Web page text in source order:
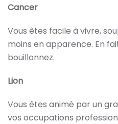
Cancer
Vous êtes facile à vivre,
moins en apparence. En
bouillonnez.
Lion
Vous êtes animé par un
vos occupations